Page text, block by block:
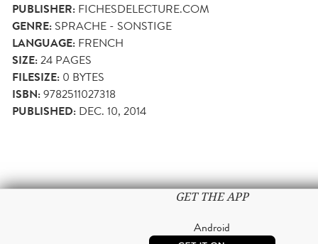
PUBLISHER: FICHESDELECTURE.COM
GENRE: SPRACHE - SONSTIGE
LANGUAGE: FRENCH
SIZE:24 PAGES
FILESIZE: 0 BYTES
ISBN:9782511027318
PUBLISHED: DEC. 10, 2014
GET THE APP
Android